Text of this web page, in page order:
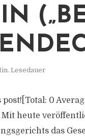
Lesedauer
0
Mit heute
das